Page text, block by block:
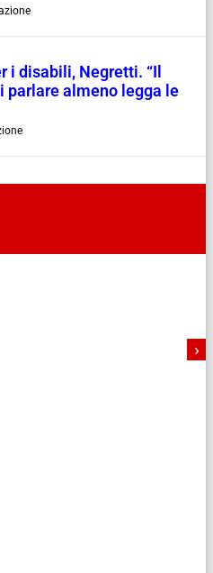
i disabili, Negretti. “Il
parlare almeno legga le
›